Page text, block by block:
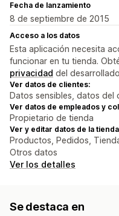
Fecha de lanzamiento
8 de septiembre de 2015
Acceso a los datos
Esta aplicación necesita
funcionar en tu tienda.
privacidad del
Ver datos de clientes:
Datos sensibles, datos
Ver datos de empleados y
Propietario de tienda
Ver y editar datos de la
Productos, Pedidos,
Otros datos
Ver los detalles
Se destaca en